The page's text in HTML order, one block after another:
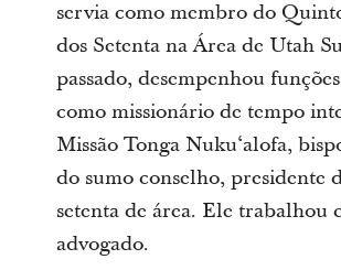
servia como membro do
dos Setenta na Área de Utah
passado, desempenhou
como missionário de tempo
Missão Tonga Nukuʻalofa,
do sumo conselho, presidente
setenta de área. Ele trabalhou
advogado.